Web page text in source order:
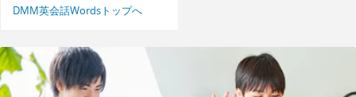
DMM英会話Wordsトップへ